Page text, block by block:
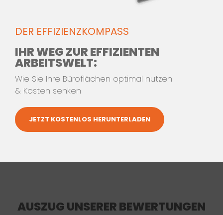
WEITER ZU
KONTAKTDATEN 2/3
AUSZUG UNSERER BEWERTUNGEN
DER EFFIZIENZKOMPASS
IHR WEG ZUR EFFIZIENTEN
ARBEITSWELT:
Wie Sie Ihre Büroflächen optimal nutzen
& Kosten senken
JETZT KOSTENLOS HERUNTERLADEN